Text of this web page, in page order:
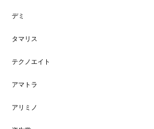
デミ
タマリス
テクノエイト
アマトラ
アリミノ